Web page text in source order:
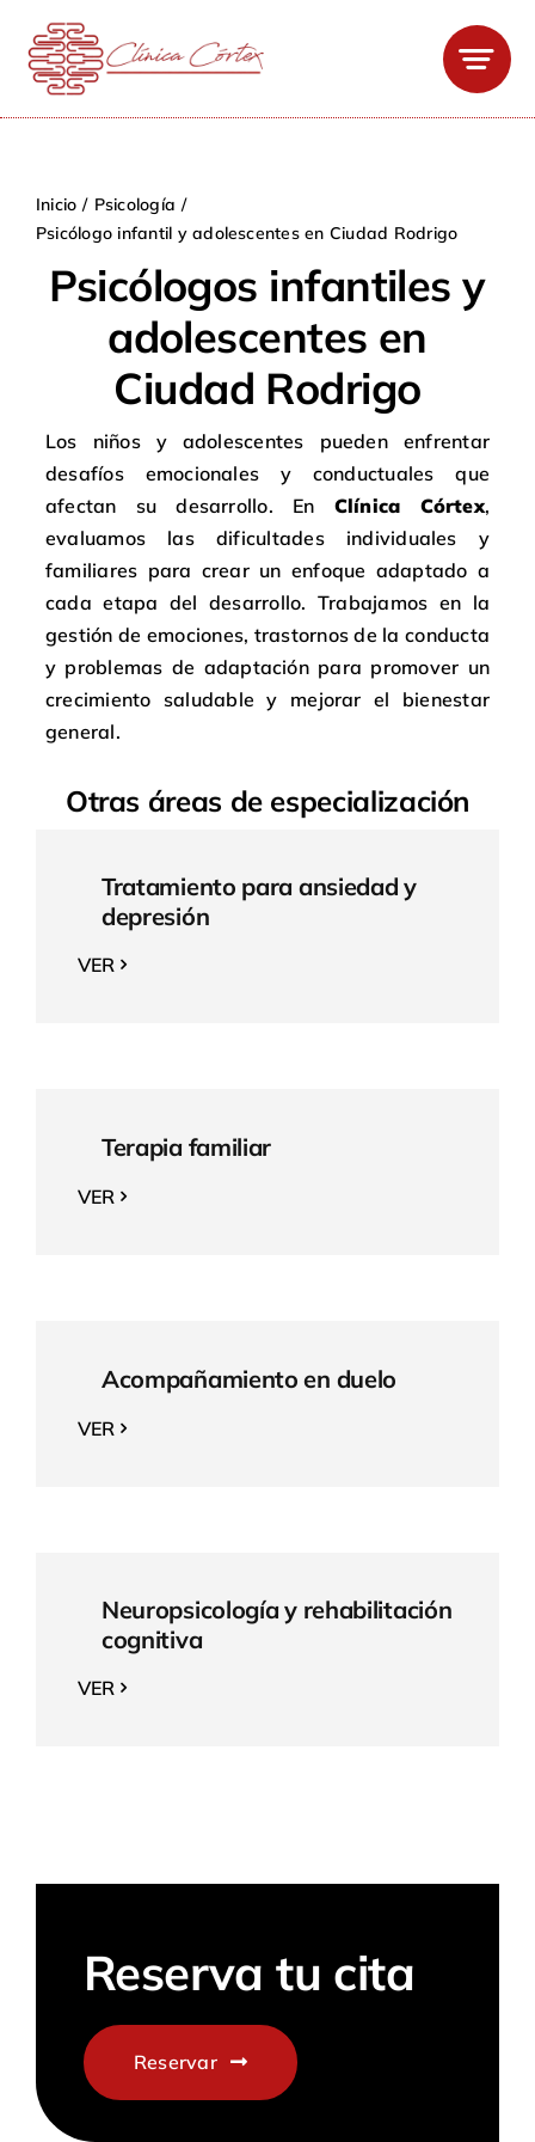
contenido
Inicio
Psicología
Psicólogo infantil y adolescentes en Ciudad Rodrigo
Psicólogos infantiles y
adolescentes en
Ciudad Rodrigo
Los niños y adolescentes pueden enfrentar
desafíos emocionales y conductuales que
afectan su desarrollo. En Clínica Córtex,
evaluamos las dificultades individuales y
familiares para crear un enfoque adaptado a
cada etapa del desarrollo. Trabajamos en la
gestión de emociones, trastornos de la conducta
y problemas de adaptación para promover un
crecimiento saludable y mejorar el bienestar
general.
Otras áreas de especialización
Tratamiento para ansiedad y
depresión
VER
Terapia familiar
VER
Acompañamiento en duelo
VER
Neuropsicología y rehabilitación
cognitiva
VER
Reserva tu cita
Reservar